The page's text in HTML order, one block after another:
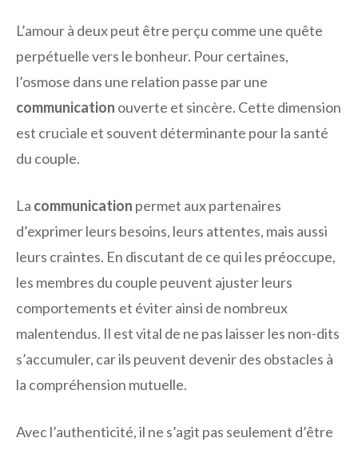
L’amour à deux peut être perçu comme une quête
perpétuelle vers le bonheur. Pour certaines,
l’osmose dans une relation passe par une
communication ouverte et sincère. Cette dimension
est cruciale et souvent déterminante pour la santé
du couple.
La communication permet aux partenaires
d’exprimer leurs besoins, leurs attentes, mais aussi
leurs craintes. En discutant de ce qui les préoccupe,
les membres du couple peuvent ajuster leurs
comportements et éviter ainsi de nombreux
malentendus. Il est vital de ne pas laisser les non-dits
s’accumuler, car ils peuvent devenir des obstacles à
la compréhension mutuelle.
Avec l’authenticité, il ne s’agit pas seulement d’être